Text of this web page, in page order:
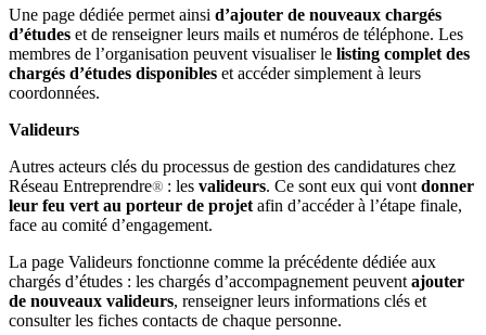
Une page dédiée permet ainsi d’ajouter de nouveaux chargés
d’études et de renseigner leurs mails et numéros de téléphone. Les
membres de l’organisation peuvent visualiser le listing complet des
chargés d’études disponibles et accéder simplement à leurs
coordonnées.
Valideurs
Autres acteurs clés du processus de gestion des candidatures chez
Réseau Entreprendre® : les valideurs. Ce sont eux qui vont donner
leur feu vert au porteur de projet afin d’accéder à l’étape finale,
face au comité d’engagement.
La page Valideurs fonctionne comme la précédente dédiée aux
chargés d’études : les chargés d’accompagnement peuvent ajouter
de nouveaux valideurs, renseigner leurs informations clés et
consulter les fiches contacts de chaque personne.